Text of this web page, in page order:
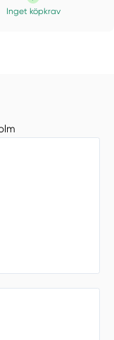
Inget köpkrav